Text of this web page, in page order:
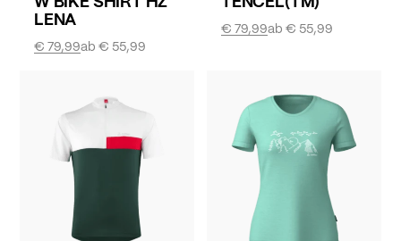
LENA
ab€ 55,99
€ 79,99
ab€ 55,99
€ 79,99